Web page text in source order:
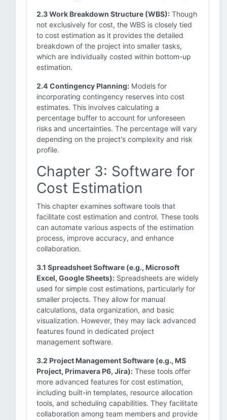
2.3 Work Breakdown Structure (WBS): Though
not exclusively for cost, the WBS is closely tied
to cost estimation as it provides the detailed
breakdown of the project into smaller tasks,
which are individually costed within bottom-up
estimation.
2.4 Contingency Planning: Models for
incorporating contingency reserves into cost
estimates. This involves calculating a
percentage buffer to account for unforeseen
risks and uncertainties. The percentage will vary
depending on the project's complexity and risk
profile.
Chapter 3: Software for
Cost Estimation
This chapter examines software tools that
facilitate cost estimation and control. These tools
can automate various aspects of the estimation
process, improve accuracy, and enhance
collaboration.
3.1 Spreadsheet Software (e.g., Microsoft
Excel, Google Sheets): Spreadsheets are widely
used for simple cost estimations, particularly for
smaller projects. They allow for manual
calculations, data organization, and basic
visualization. However, they may lack advanced
features found in dedicated project
management software.
3.2 Project Management Software (e.g., MS
Project, Primavera P6, Jira): These tools offer
more advanced features for cost estimation,
including built-in templates, resource allocation
tools, and scheduling capabilities. They facilitate
collaboration among team members and provide